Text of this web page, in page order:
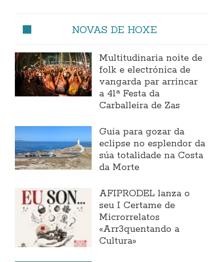
NOVAS DE HOXE
Multitudinaria noite de
folk e electrónica de
vangarda par arrincar
a 41ª Festa da
Carballeira de Zas
Guía para gozar da
eclipse no esplendor da
súa totalidade na Costa
da Morte
AFIPRODEL lanza o
seu I Certame de
Microrrelatos
«Arr3quentando a
Cultura»